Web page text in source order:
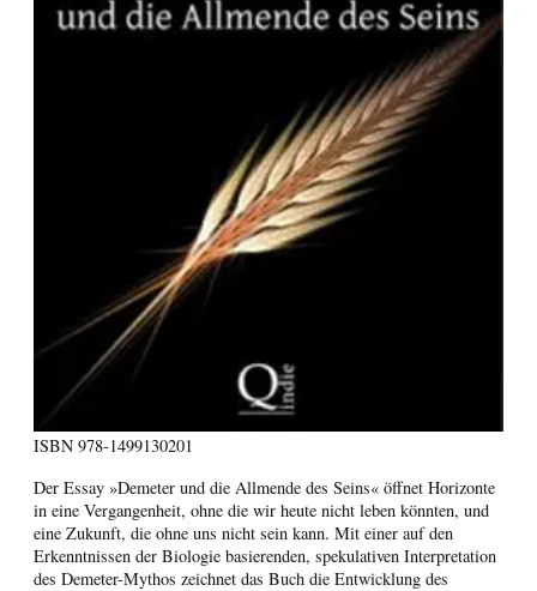
ISBN 978-1499130201
Der Essay »Demeter und die Allmende des Seins« öffnet Horizonte
in eine Vergangenheit, ohne die wir heute nicht leben könnten, und
eine Zukunft, die ohne uns nicht sein kann. Mit einer auf den
Erkenntnissen der Biologie basierenden, spekulativen Interpretation
des Demeter-Mythos zeichnet das Buch die Entwicklung des